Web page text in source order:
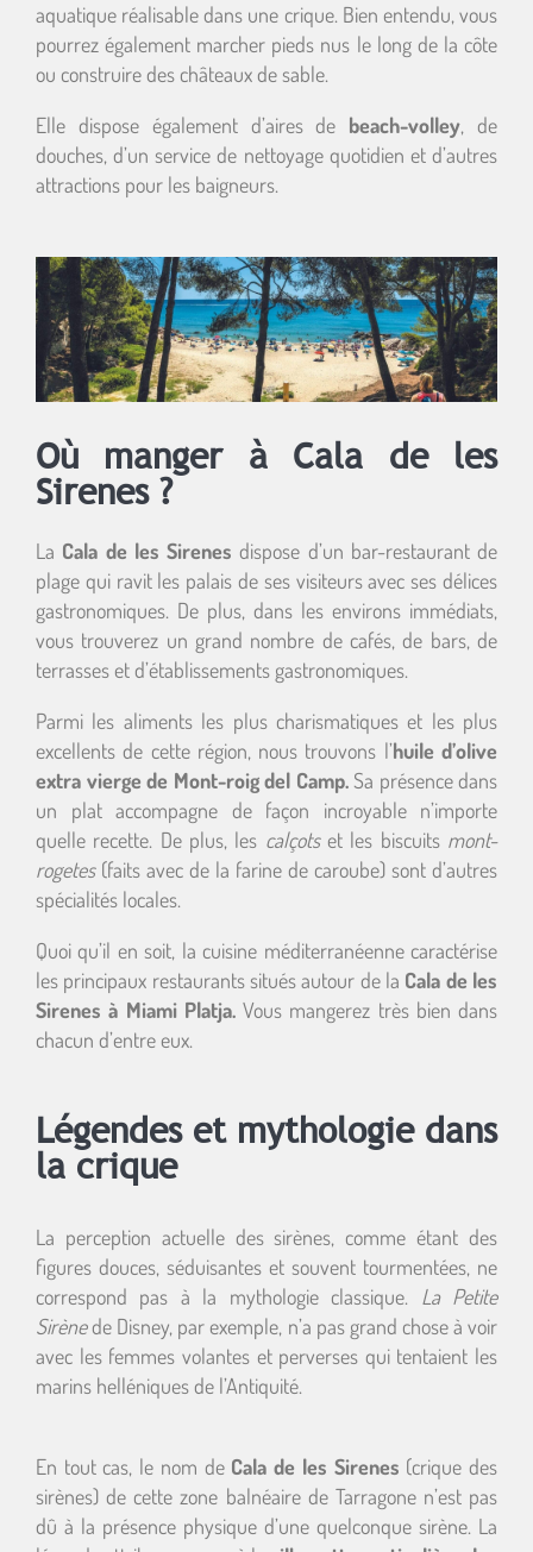
aquatique réalisable dans une crique. Bien entendu, vous
pourrez également marcher pieds nus le long de la côte
ou construire des châteaux de sable.
Elle dispose également d’aires de beach-volley, de
douches, d’un service de nettoyage quotidien et d’autres
attractions pour les baigneurs.
Où manger à Cala de les
Sirenes ?
La Cala de les Sirenesdispose d’un bar-restaurant de
plage qui ravit les palais de ses visiteurs avec ses délices
gastronomiques. De plus, dans les environs immédiats,
vous trouverez un grand nombre de cafés, de bars, de
terrasses et d’établissements gastronomiques.
Parmi les aliments les plus charismatiques et les plus
excellents de cette région, nous trouvons l’huile d’olive
extra vierge de Mont-roig del Camp.Sa présence dans
un plat accompagne de façon incroyable n’importe
quelle recette. De plus, les calçotset les biscuits mont-
rogetes (faits avec de la farine de caroube) sont d’autres
spécialités locales.
Quoi qu’il en soit, la cuisine méditerranéenne caractérise
les principaux restaurants situés autour de la Cala de les
Sirenes à Miami Platja.Vous mangerez très bien dans
chacun d’entre eux.
Légendes et mythologie dans
la crique
La perception actuelle des sirènes, comme étant des
figures douces, séduisantes et souvent tourmentées, ne
correspond pas à la mythologie classique. La Petite
Sirènede Disney, par exemple, n’a pas grand chose à voir
avec les femmes volantes et perverses qui tentaient les
marins helléniques de l’Antiquité.
En tout cas, le nom de Cala de les Sirenes (crique des
sirènes) de cette zone balnéaire de Tarragone n’est pas
dû à la présence physique d’une quelconque sirène. La